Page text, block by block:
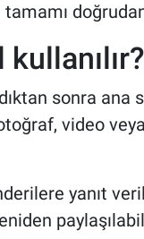
sonra ana
video
yanıt